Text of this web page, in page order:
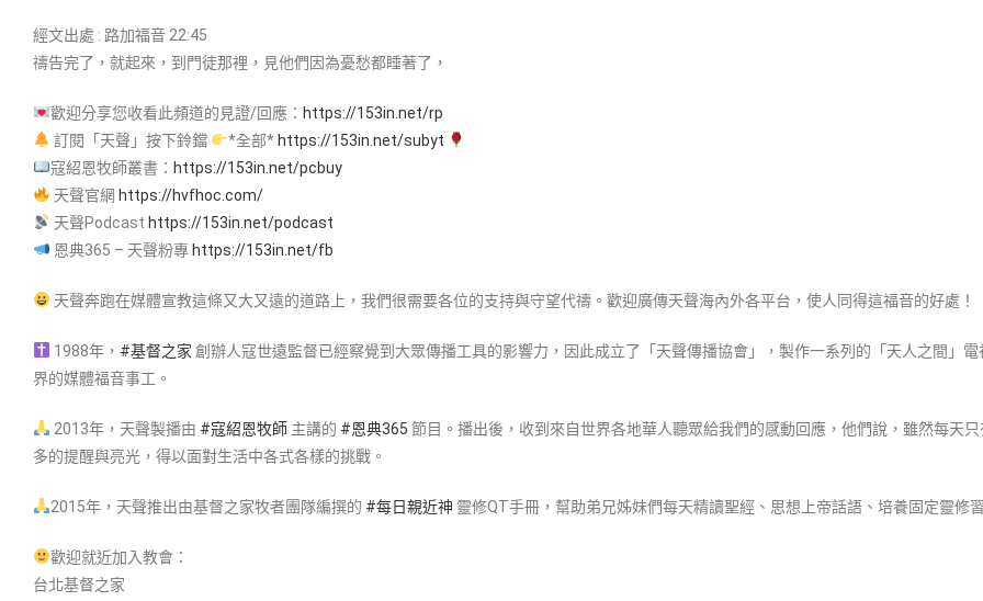
經文出處 : 路加福音 22:45
禱告完了，就起來，到門徒那裡，見他們因為憂愁都睡著了，
歡迎分享您收看此頻道的見證/回應： https://153in.net/rp
訂閱「天聲」按下鈴鐺
*全部* https://153in.net/subyt
寇紹恩牧師叢書： https://153in.net/pcbuy
天聲官網 https://hvfhoc.com/
天聲Podcast https://153in.net/podcast
恩典365 – 天聲粉專 https://153in.net/fb
天聲奔跑在媒體宣教這條又大又遠的道路上，我們很需要各位的支持與守望代禱。歡迎廣傳天聲海內外各平台，使人同得這福音的好處！
1988年， #基督之家 創辦人寇世遠監督已經察覺到大眾傳播工具的影響力，因此成立了「天聲傳播協會」，製作一系列的「天人之間」
界的媒體福音事工。
2013年，天聲製播由 #寇紹恩牧師 主講的 #恩典365 節目。播出後，收到來自世界各地華人聽眾給我們的感動回應，他們說，雖然每天
多的提醒與亮光，得以面對生活中各式各樣的挑戰。
2015年，天聲推出由基督之家牧者團隊編撰的 #每日親近神 靈修QT手冊，幫助弟兄姊妹們每天精讀聖經、思想上帝話語、培養固定靈修
歡迎就近加入教會：
台北基督之家